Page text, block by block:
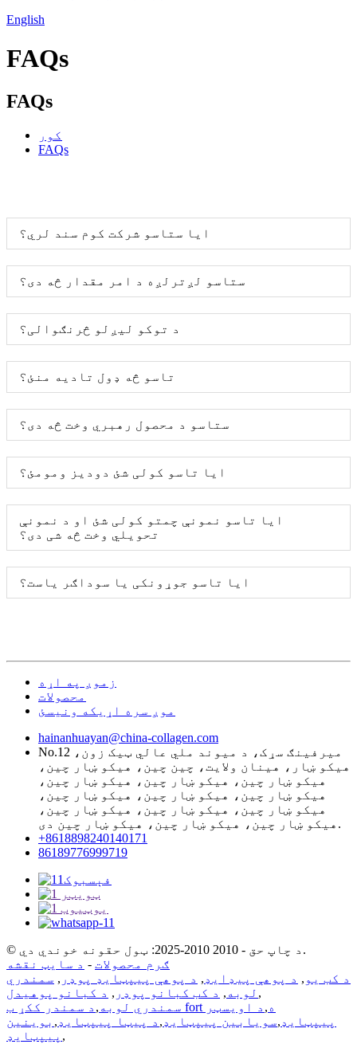
English
FAQs
FAQs
کور
FAQs
ایا ستاسو شرکت کوم سند لري؟
ستاسو لږترلږه د امر مقدار څه دی؟
د توکو لیږلو څرنګوالی؟
تاسو څه ډول تادیه منئ؟
ستاسو د محصول رهبري وخت څه دی؟
ایا تاسو کولی شئ دودیز ومومئ؟
ایا تاسو نمونې چمتو کولی شئ او د نمونې
تحویلي وخت څه شی دی؟
ایا تاسو جوړونکی یا سوداګر یاست؟
زموږ په اړه
محصولات
موږ سره اړیکه ونیسئ
hainanhuayan@china-collagen.com
No.12 میرفینګ سړک، د میوند ملي عالي ټیک زون،
هیکو ښار، هینان ولایت، چین چین، هیکو ښار چین،
هیکو ښار چین، هیکو ښار چین، هیکو ښار چین،
هیکو ښار چین، هیکو ښار چین، هیکو ښار چین،
هیکو ښار چین، هیکو ښار چین، هیکو ښار چین،
هیکو ښار چین، هیکو ښار چین، هیکو ښار چین دی.
+8618898240140171
86189776999719
© د چاپ حق - 2010 2010-2025: ټول حقونه خوندي دي.
ګرم محصولات - د سایټ نقشه
د کب یو , د پوهې پیډایډ , د پوهې پیپټایډ پوډر , سمندري
لوبه , د کب کبانو پوډر , د کبانو پوهیدل
,
سمندري لوبه , د سمندر ککړ ب fort ه , د اویسټر
پیپټایډ ,سویابین پیپټایډ , د پیټا پیپټایډ , بوینین
پیپټایډ ,